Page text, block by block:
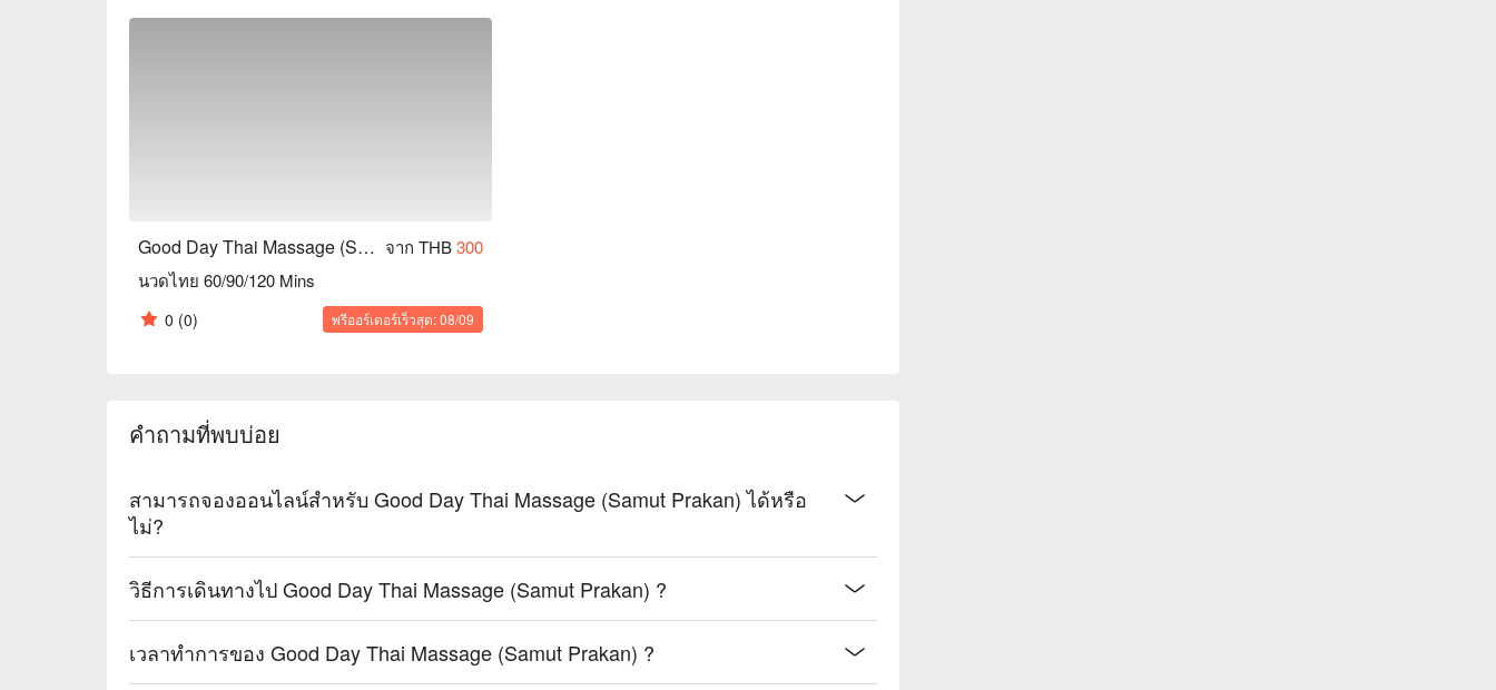
Good Day Thai Massage (Samut Prakan) จาก THB300
นวดไทย 60/90/120 Mins
0 (0) พรีออร์เดอร์เร็วสุด: 08/09
คำถามที่พบบ่อย
สามารถจองออนไลน์สำหรับ Good Day Thai Massage (Samut Prakan) ได้หรือ
ไม่?
วิธีการเดินทางไป Good Day Thai Massage (Samut Prakan) ?
เวลาทำการของ Good Day Thai Massage (Samut Prakan) ?